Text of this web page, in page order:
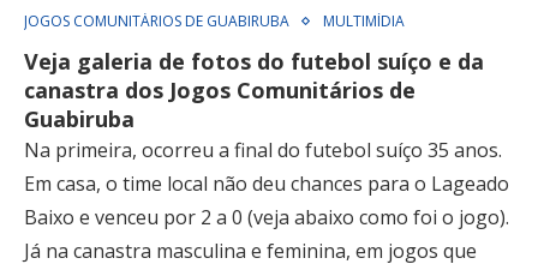
JOGOS COMUNITÁRIOS DE GUABIRUBA MULTIMÍDIA
Veja galeria de fotos do futebol suíço e da
canastra dos Jogos Comunitários de
Guabiruba
Na primeira, ocorreu a final do futebol suíço 35 anos.
Em casa, o time local não deu chances para o Lageado
Baixo e venceu por 2 a 0 (veja abaixo como foi o jogo).
Já na canastra masculina e feminina, em jogos que